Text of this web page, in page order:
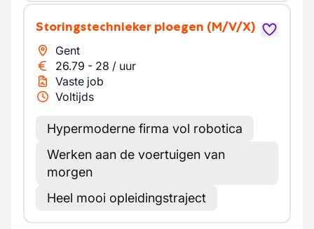
Storingstechnieker ploegen (M/V/X)
Gent
26.79 - 28 / uur
Vaste job
Voltijds
Hypermoderne firma vol robotica
Werken aan de voertuigen van
morgen
Heel mooi opleidingstraject